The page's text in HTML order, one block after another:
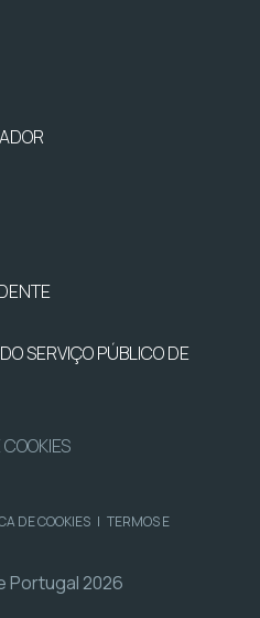
SERVIÇO PÚBLICO DE
DE COOKIES | TERMOS E
Portugal 2026